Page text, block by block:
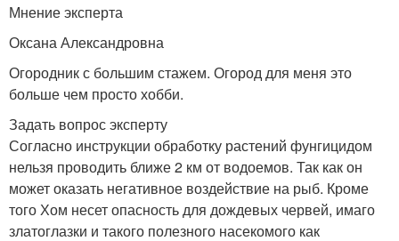
Мнение эксперта
Оксана Александровна
Огородник с большим стажем. Огород для меня это
больше чем просто хобби.
Задать вопрос эксперту
Согласно инструкции обработку растений фунгицидом
нельзя проводить ближе 2 км от водоемов. Так как он
может оказать негативное воздействие на рыб. Кроме
того Хом несет опасность для дождевых червей, имаго
златоглазки и такого полезного насекомого как